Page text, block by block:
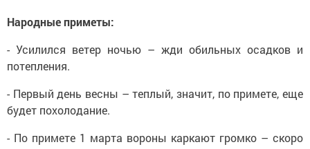
Народные приметы:
- Усилился ветер ночью – жди обильных осадков и
потепления.
- Первый день весны – теплый, значит, по примете, еще
будет похолодание.
- По примете 1 марта вороны каркают громко – скоро